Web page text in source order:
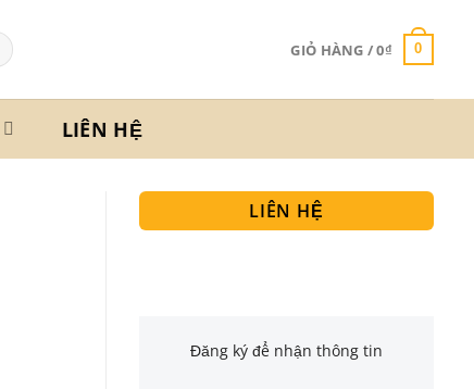
GIỎ HÀNG /0₫ 0
LIÊN HỆ
LIÊN HỆ
Đăng ký để nhận thông tin